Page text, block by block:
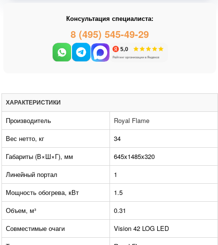
Консультация специалиста:
8 (495) 545-49-29
ХАРАКТЕРИСТИКИ
Производитель
Royal Flame
Вес нетто, кг
34
Габариты (В×Ш×Г), мм
645x1485x320
Линейный портал
1
Мощность обогрева, кВт
1.5
Объем, м³
0.31
Совместимые очаги
Vision 42 LOG LED